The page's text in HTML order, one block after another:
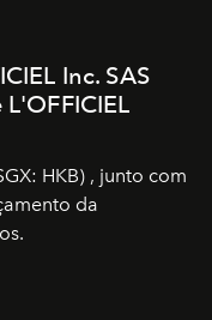
Inc. SAS
HKB) , junto com
da